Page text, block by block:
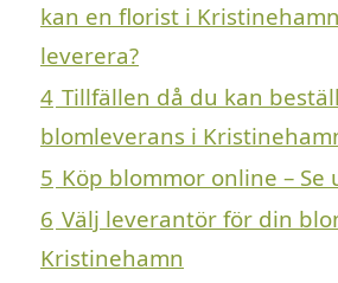
kan en florist i
leverera?
4 Tillfällen då du kan
blomleverans i
5 Köp blommor online –
6 Välj leverantör för din
Kristinehamn